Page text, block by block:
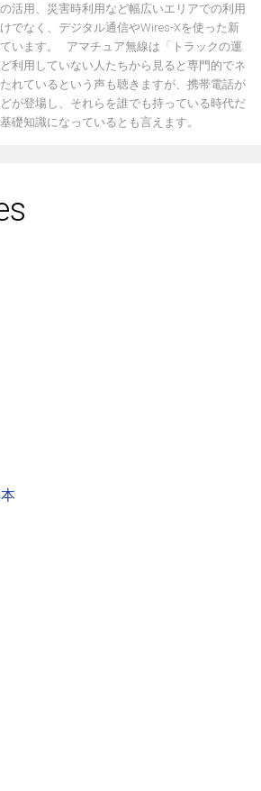
活用、災害時利用など幅広いエリアでの利用
でなく、デジタル通信やWires-Xを使った新
います。 アマチュア無線は「トラックの運
利用していない人たちから見ると専門的でネ
れているという声も聴きますが、携帯電話が
が登場し、それらを誰でも持っている時代だ
礎知識になっているとも言えます。